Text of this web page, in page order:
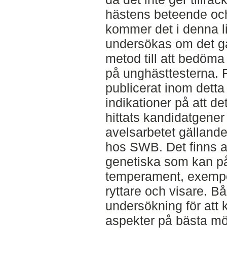
hästens beteende
kommer det i denna
undersökas om det
metod till att
på unghästtesterna.
publicerat inom
indikationer på att
hittats
avelsarbetet
hos SWB. Det finns
genetiska som kan
temperament,
ryttare och visare.
undersökning för att
aspekter på bästa